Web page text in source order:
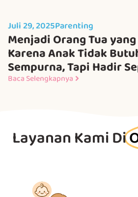
Juli 29, 2025Parenting
Menjadi Orang Tua
Karena Anak Tidak
Sempurna, Tapi Hadir
Baca Selengkapnya
Layanan Kami Di